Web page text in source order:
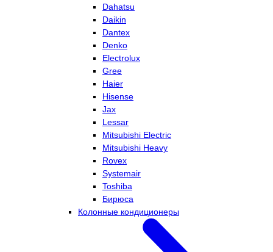
Dahatsu
Daikin
Dantex
Denko
Electrolux
Gree
Haier
Hisense
Jax
Lessar
Mitsubishi Electric
Mitsubishi Heavy
Rovex
Systemair
Toshiba
Бирюса
Колонные кондиционеры